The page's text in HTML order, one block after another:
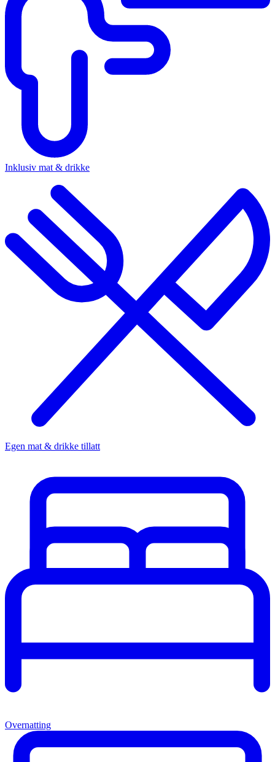
Inklusiv mat & drikke
Egen mat & drikke tillatt
Overnatting